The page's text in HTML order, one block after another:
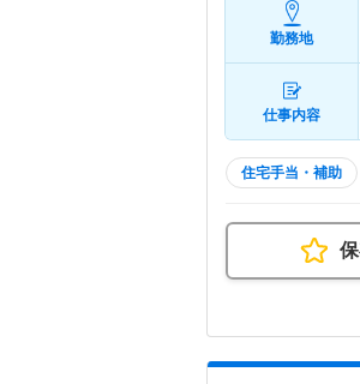
勤務地
仕事内容
住宅手当・補助